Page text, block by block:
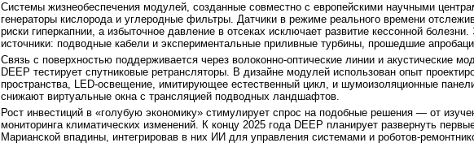
Системы жизнеобеспечения модулей, созданные совместно с европейскими научными
генераторы кислорода и углеродные фильтры. Датчики в режиме реального времени
риски гиперкапнии, а избыточное давление в отсеках исключает развитие кессонной
источники: подводные кабели и экспериментальные приливные турбины, прошедшие
Связь с поверхностью поддерживается через волоконно-оптические линии и акустические
DEEP тестирует спутниковые ретрансляторы. В дизайне модулей использован опыт
пространства, LED-освещение, имитирующее естественный цикл, и шумоизоляционные
снижают виртуальные окна с трансляцией подводных ландшафтов.
Рост инвестиций в «голубую экономику» стимулирует спрос на подобные решения — от
мониторинга климатических изменений. К концу 2025 года DEEP планирует развернуть
Марианской впадины, интегрировав в них ИИ для управления системами и роботов-